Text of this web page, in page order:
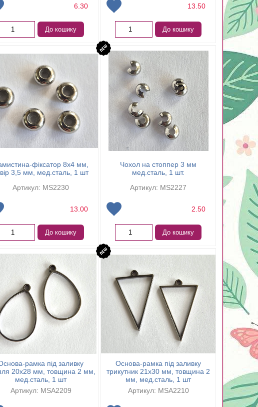
6.30
До кошику
13.50
До кошику
фіксатор 8х4 мм,
3,5 мм, мед.сталь, 1 шт
Артикул: MS2230
13.00
До кошику
Чохол на стоппер 3 мм
мед.сталь, 1 шт.
Артикул: MS2227
2.50
До кошику
рамка під заливку
20х28 мм, товщина 2 мм,
мед.сталь, 1 шт
Артикул: MSA2209
Основа-рамка під заливку
трикутник 21х30 мм, товщина 2
мм, мед.сталь, 1 шт
Артикул: MSA2210